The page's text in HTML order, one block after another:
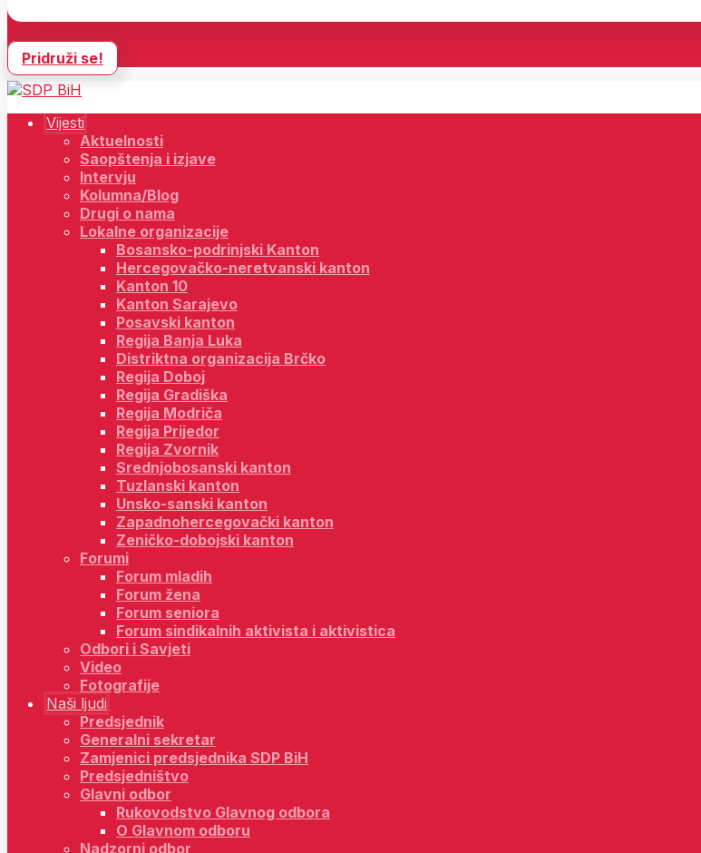
Pridruži se!
Vijesti
Aktuelnosti
Saopštenja i izjave
Intervju
Kolumna/Blog
Drugi o nama
Lokalne organizacije
Bosansko-podrinjski Kanton
Hercegovačko-neretvanski kanton
Kanton 10
Kanton Sarajevo
Posavski kanton
Regija Banja Luka
Distriktna organizacija Brčko
Regija Doboj
Regija Gradiška
Regija Modriča
Regija Prijedor
Regija Zvornik
Srednjobosanski kanton
Tuzlanski kanton
Unsko-sanski kanton
Zapadnohercegovački kanton
Zeničko-dobojski kanton
Forumi
Forum mladih
Forum žena
Forum seniora
Forum sindikalnih aktivista i aktivistica
Odbori i Savjeti
Video
Fotografije
Naši ljudi
Predsjednik
Generalni sekretar
Zamjenici predsjednika SDP BiH
Predsjedništvo
Glavni odbor
Rukovodstvo Glavnog odbora
O Glavnom odboru
Nadzorni odbor